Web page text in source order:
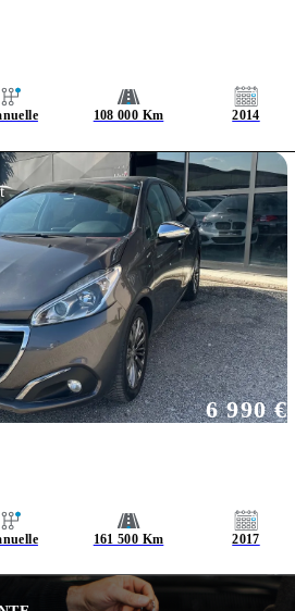
108 000 Km 2014
161 500 Km 2017
6 990 €